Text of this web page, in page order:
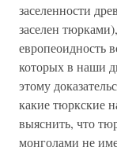
заселенности
заселен
европеоидность
которых в наши
этому
какие тюркские
выяснить, что
монголами не